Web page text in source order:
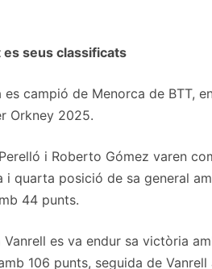
seus classificats
campió de Menorca de BTT,
Orkney 2025.
i Roberto Gómez varen
quarta posició de sa general
44 punts.
es va endur sa victòria
106 punts, seguida de